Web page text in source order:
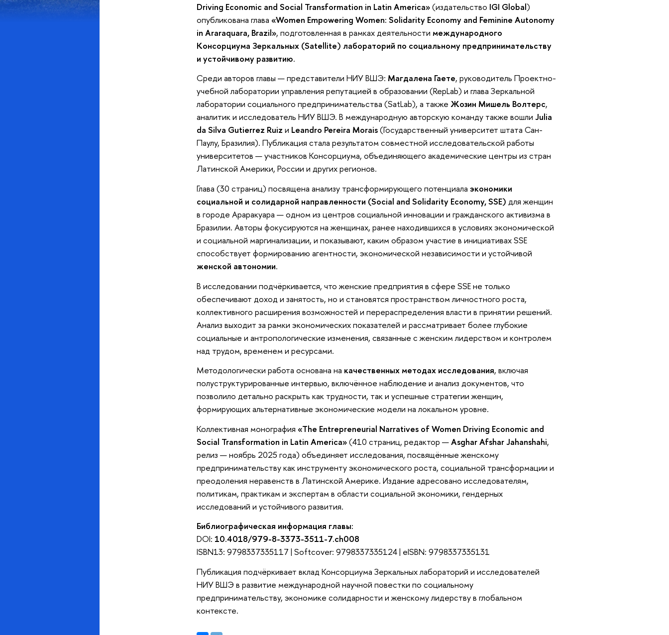
Driving Economic and Social Transformation in Latin America»(издательство IGI Global)
опубликована глава«Women Empowering Women: Solidarity Economy and Feminine Autonomy
in Araraquara, Brazil», подготовленная в рамках деятельностимеждународного
Консорциума Зеркальных (Satellite) лабораторий по социальному предпринимательству
и устойчивому развитию.
Среди авторов главы — представители НИУ ВШЭ: Магдалена Гаете, руководитель Проектно-
учебной лаборатории управления репутацией в образовании (RepLab) и глава Зеркальной
лаборатории социального предпринимательства (SatLab), а также Жозин Мишель Волтерс,
аналитик и исследователь НИУ ВШЭ. В международную авторскую команду также вошлиJulia
da Silva Gutierrez Ruiz и Leandro Pereira Morais(Государственный университет штата Сан-
Паулу, Бразилия). Публикация стала результатом совместной исследовательской работы
университетов — участников Консорциума, объединяющего академические центры из стран
Латинской Америки, России и других регионов.
Глава (30 страниц) посвящена анализу трансформирующего потенциалаэкономики
социальной и солидарной направленности (Social and Solidarity Economy, SSE) для женщин
в городе Араракуара — одном из центров социальной инновации и гражданского активизма в
Бразилии. Авторы фокусируются на женщинах, ранее находившихся в условиях экономической
и социальной маргинализации, и показывают, каким образом участие в инициативах SSE
способствует формированию агентности, экономической независимости и устойчивой
женской автономии.
В исследовании подчёркивается, что женские предприятия в сфере SSE не только
обеспечивают доход и занятость, но и становятся пространством личностного роста,
коллективного расширения возможностей и перераспределения власти в принятии решений.
Анализ выходит за рамки экономических показателей и рассматривает более глубокие
социальные и антропологические изменения, связанные с женским лидерством и контролем
над трудом, временем и ресурсами.
Методологически работа основана на качественных методах исследования, включая
полуструктурированные интервью, включённое наблюдение и анализ документов, что
позволило детально раскрыть как трудности, так и успешные стратегии женщин,
формирующих альтернативные экономические модели на локальном уровне.
Коллективная монография«The Entrepreneurial Narratives of Women Driving Economic and
Social Transformation in Latin America»(410 страниц, редактор —Asghar Afshar Jahanshahi,
релиз — ноябрь 2025 года) объединяет исследования, посвящённые женскому
предпринимательству как инструменту экономического роста, социальной трансформации и
преодоления неравенств в Латинской Америке. Издание адресовано исследователям,
политикам, практикам и экспертам в области социальной экономики, гендерных
исследований и устойчивого развития.
Библиографическая информация главы:
DOI:10.4018/979-8-3373-3511-7.ch008
ISBN13: 9798337335117 | Softcover: 9798337335124 | eISBN: 9798337335131
Публикация подчёркивает вклад Консорциума Зеркальных лабораторий и исследователей
НИУ ВШЭ в развитие международной научной повестки по социальному
предпринимательству, экономике солидарности и женскому лидерству в глобальном
контексте.